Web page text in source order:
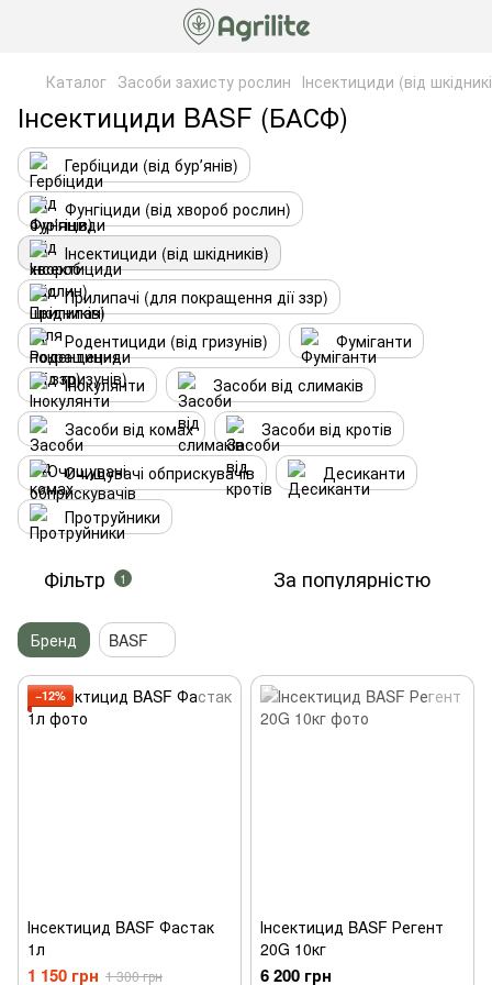
Каталог Засоби захисту рослин Інсектициди (від
Інсектициди BASF (БАСФ)
Гербіциди (від бурʼянів)
Фунгіциди (від хвороб рослин)
Інсектициди (від шкідників)
Прилипачі (для покращення дії ззр)
Родентициди (від гризунів)
Фуміганти
Інокулянти
Засоби від слимаків
Засоби від комах
Засоби від кротів
Очищувачі обприскувачів
Десиканти
Протруйники
Фільтр 1 За популярністю
Бренд BASF
−12%
Інсектицид BASF Фастак
1л
1 150 грн 1 300 грн
Інсектицид BASF Регент
20G 10кг
6 200 грн